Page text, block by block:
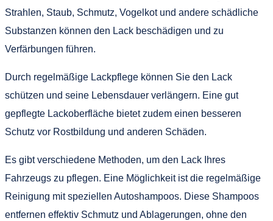
Strahlen, Staub, Schmutz, Vogelkot und andere schädliche
Substanzen können den Lack beschädigen und zu
Verfärbungen führen.
Durch regelmäßige Lackpflege können Sie den Lack
schützen und seine Lebensdauer verlängern. Eine gut
gepflegte Lackoberfläche bietet zudem einen besseren
Schutz vor Rostbildung und anderen Schäden.
Es gibt verschiedene Methoden, um den Lack Ihres
Fahrzeugs zu pflegen. Eine Möglichkeit ist die regelmäßige
Reinigung mit speziellen Autoshampoos. Diese Shampoos
entfernen effektiv Schmutz und Ablagerungen, ohne den